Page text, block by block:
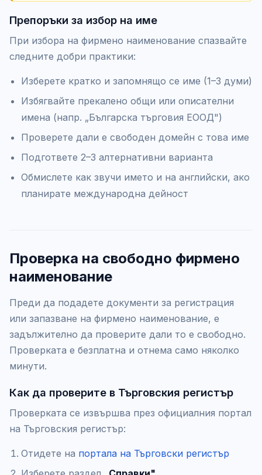
Препоръки за избор на име
При избора на фирмено наименование спазвайте
следните добри практики:
Изберете кратко и запомнящо се име (1–3 думи)
Избягвайте прекалено общи или описателни
имена (напр. „Българска търговия ЕООД")
Проверете дали е свободен домейн с това име
Подгответе 2–3 алтернативни варианта
Обмислете как звучи името и на английски, ако
планирате международна дейност
Проверка на свободно фирмено
наименование
Преди да подадете документи за регистрация
или запазване на фирмено наименование, е
задължително да проверите дали то е свободно.
Проверката е безплатна и отнема само няколко
минути.
Как да проверите в Търговския регистър
Проверката се извършва през официалния портал
на Търговския регистър:
Отидете на портала на Търговски регистър